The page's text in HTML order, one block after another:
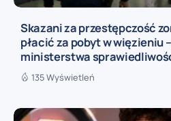
Skazani za przestępczość
płacić za pobyt w więzieniu
ministerstwa
135 Wyświetleń